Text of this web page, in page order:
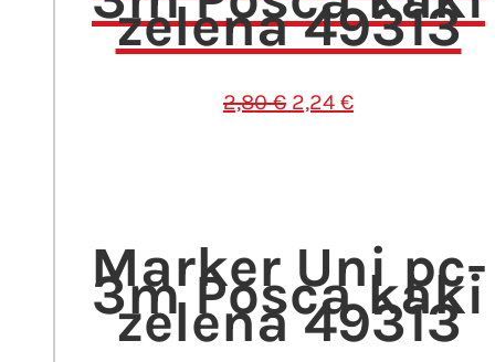
zelena 49313
2,80€ Izvorna
2,24 €Trenutna
Marker Uni pc-
3m Posca kaki
zelena 49313